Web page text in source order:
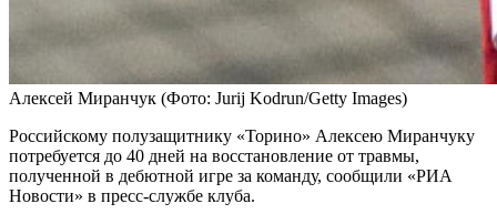
Алексей Миранчук (Фото: Jurij Kodrun/Getty Images)
Российскому полузащитнику «Торино» Алексею Миранчуку
потребуется до 40 дней на восстановление от травмы,
полученной в дебютной игре за команду, сообщили «РИА
Новости» в пресс-службе клуба.